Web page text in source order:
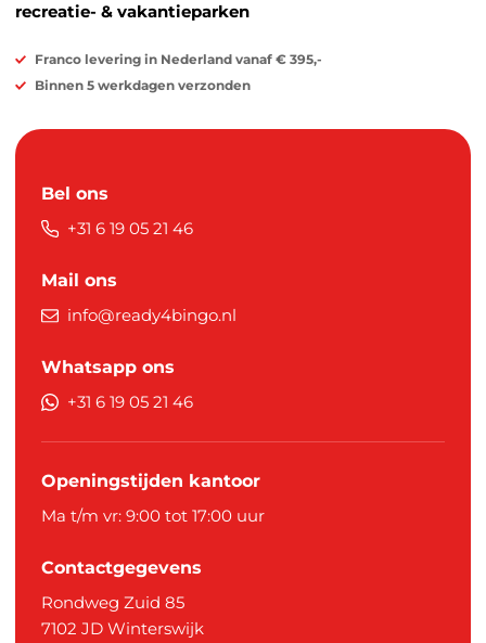
recreatie- & vakantieparken
Franco levering in Nederland vanaf € 395,-
Binnen 5 werkdagen verzonden
Bel ons
+31 6 19 05 21 46
Mail ons
info@ready4bingo.nl
Whatsapp ons
+31 6 19 05 21 46
Openingstijden kantoor
Ma t/m vr: 9:00 tot 17:00 uur
Contactgegevens
Rondweg Zuid 85
7102 JD Winterswijk